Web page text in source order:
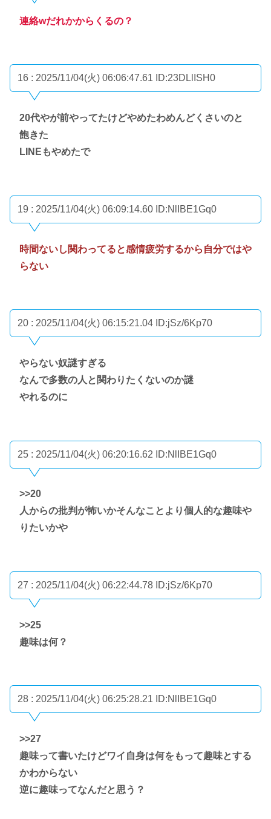
連絡wだれかからくるの？
16 : 2025/11/04(火) 06:06:47.61 ID:23DLlISH0
20代やが前やってたけどやめたわめんどくさいのと
飽きた
LINEもやめたで
19 : 2025/11/04(火) 06:09:14.60 ID:NlIBE1Gq0
時間ないし関わってると感情疲労するから自分ではや
らない
20 : 2025/11/04(火) 06:15:21.04 ID:jSz/6Kp70
やらない奴謎すぎる
なんで多数の人と関わりたくないのか謎
やれるのに
25 : 2025/11/04(火) 06:20:16.62 ID:NlIBE1Gq0
>>20
人からの批判が怖いかそんなことより個人的な趣味や
りたいかや
27 : 2025/11/04(火) 06:22:44.78 ID:jSz/6Kp70
>>25
趣味は何？
28 : 2025/11/04(火) 06:25:28.21 ID:NlIBE1Gq0
>>27
趣味って書いたけどワイ自身は何をもって趣味とする
かわからない
逆に趣味ってなんだと思う？